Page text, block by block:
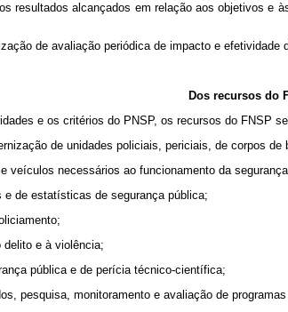
resultados alcançados em relação aos objetivos
de avaliação periódica de impacto e efetividade
Dos recursos do
e os critérios do PNSP, os recursos do FNSP
de unidades policiais, periciais, de corpos
veículos necessários ao funcionamento da
e de estatísticas de segurança pública;
delito e à violência;
pública e de perícia técnico-científica;
pesquisa, monitoramento e avaliação de